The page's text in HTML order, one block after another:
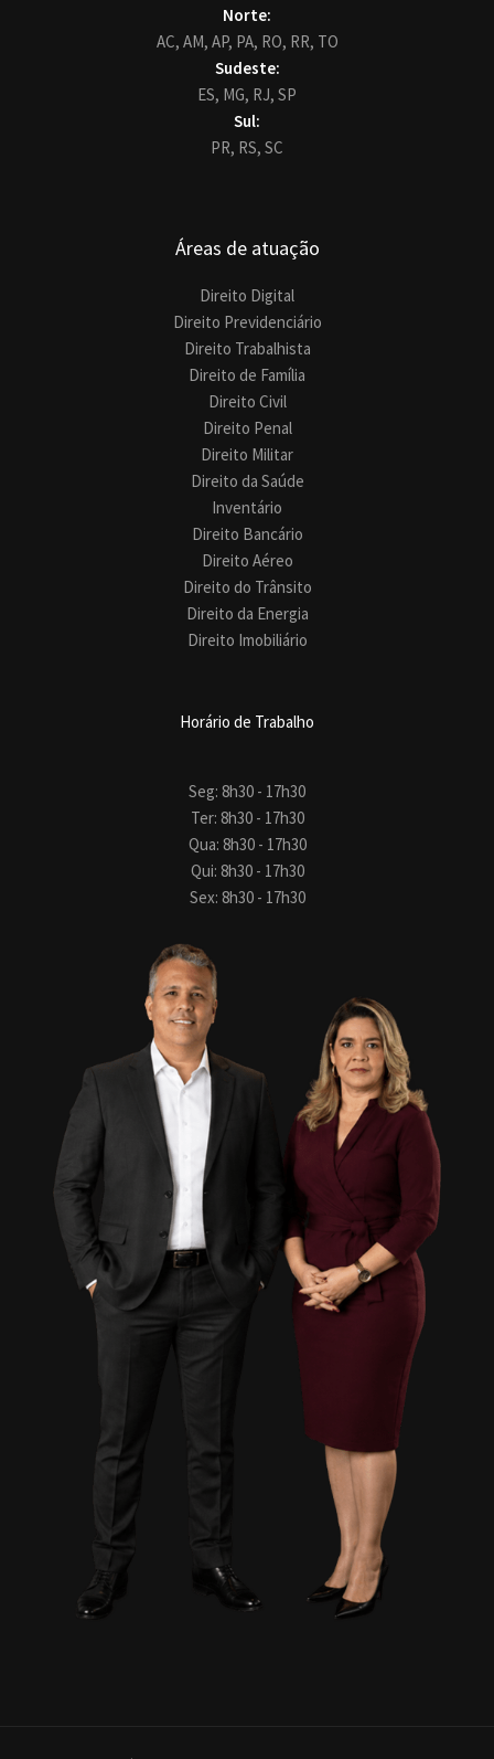
Norte:
AC, AM, AP, PA, RO, RR, TO
Sudeste:
ES, MG, RJ, SP
Sul:
PR, RS, SC
Áreas de atuação
Direito Digital
Direito Previdenciário
Direito Trabalhista
Direito de Família
Direito Civil
Direito Penal
Direito Militar
Direito da Saúde
Inventário
Direito Bancário
Direito Aéreo
Direito do Trânsito
Direito da Energia
Direito Imobiliário
Horário de Trabalho
Seg: 8h30 - 17h30
Ter: 8h30 - 17h30
Qua: 8h30 - 17h30
Qui: 8h30 - 17h30
Sex: 8h30 - 17h30